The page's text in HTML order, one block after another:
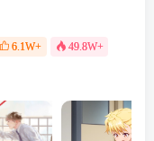
6.1W+ 49.8W+